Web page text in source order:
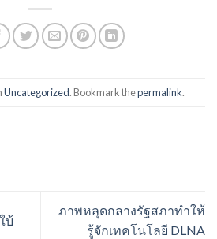
Uncategorized. Bookmark thepermalink.
บ้
ภาพหลุดกลางรัฐสภาทำให้
รู้จักเทคโนโลยี DLNA